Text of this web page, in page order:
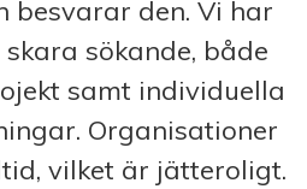
besvarar den. Vi har
sökande, både
samt individuella
Organisationer
vilket är jätteroligt.